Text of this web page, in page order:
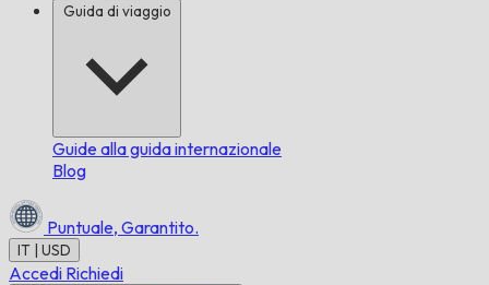
Guida di viaggio
Guide alla guida internazionale
Blog
Puntuale, Garantito.
IT | USD
Accedi Richiedi